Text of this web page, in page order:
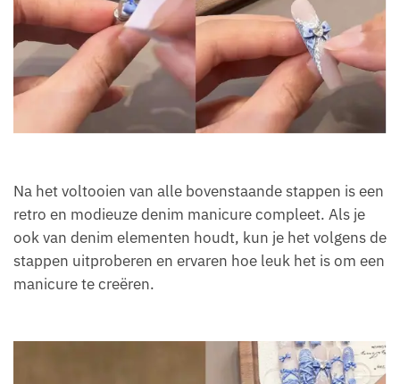
Na het voltooien van alle bovenstaande stappen is een
retro en modieuze denim manicure compleet. Als je
ook van denim elementen houdt, kun je het volgens de
stappen uitproberen en ervaren hoe leuk het is om een
manicure te creëren.